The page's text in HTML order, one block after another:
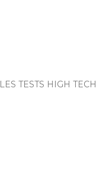
LES TESTS HIGH TECH